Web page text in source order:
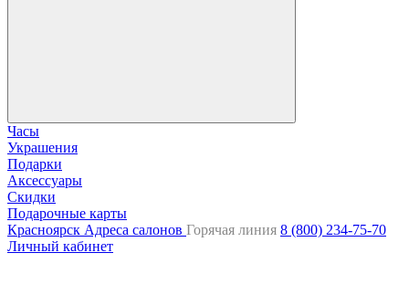
Часы
Украшения
Подарки
Аксессуары
Скидки
Подарочные карты
Красноярск Адреса салонов Горячая линия 8 (800) 234-75-70
Личный кабинет